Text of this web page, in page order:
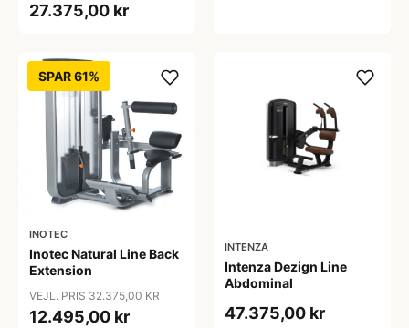
vægtmagasin
27.375,00 kr
SPAR 61%
INOTEC
Inotec Natural Line Back
Extension
VEJL. PRIS 32.375,00 KR
12.495,00 kr
INTENZA
Intenza Dezign Line
Abdominal
47.375,00 kr